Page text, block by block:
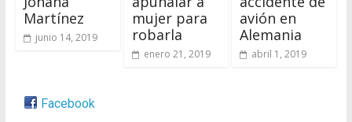
Martínez
junio 14, 2019
mujer para
robarla
enero 21, 2019
avión en
Alemania
abril 1, 2019
Facebook